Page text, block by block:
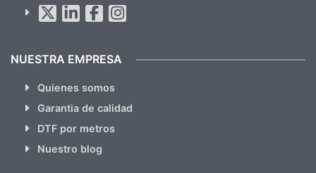
hacemos Spam)
NUESTRA EMPRESA
Quienes somos
Garantia de calidad
DTF por metros
Nuestro blog